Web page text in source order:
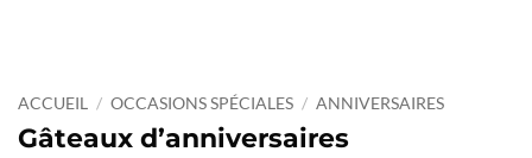
ACCUEIL / OCCASIONS SPÉCIALES / ANNIVERSAIRES
Gâteaux d’anniversaires